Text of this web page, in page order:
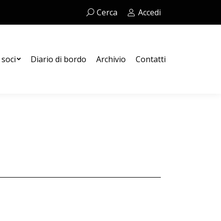
Cerca:Cerca Accedi
Diario di bordo Archivio Contatti
Contatti